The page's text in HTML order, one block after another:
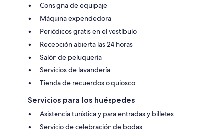
Consigna de equipaje
Máquina expendedora
Periódicos gratis en el vestíbulo
Recepción abierta las 24 horas
Salón de peluquería
Servicios de lavandería
Tienda de recuerdos o quiosco
Servicios para los huéspedes
Asistencia turística y para entradas y billetes
Servicio de celebración de bodas